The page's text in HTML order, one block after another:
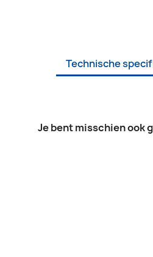
Technische
Je bent misschien ook